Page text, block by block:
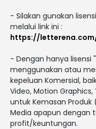
- Silakan gunakan
melalui link ini :
https://
- Dengan hanya lisensi
menggunakan atau
kepeluan Komersial,
Video, Motion
untuk Kemasan
Media apapun dengan
profit/keuntungan.